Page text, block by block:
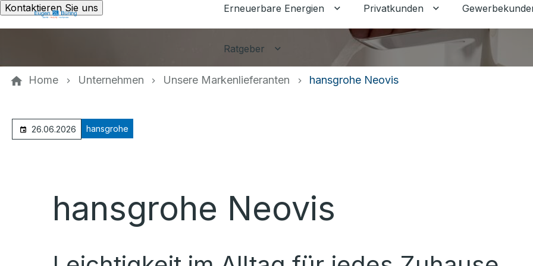
Kontaktieren Sie uns Erneuerbare Energien Untermenü für Erneuerbare Energien
Privatkunden Untermenü für
Ratgeber Untermenü für Ratgeber umschalten
Home Unternehmen Unsere Markenlieferanten hansgrohe Neovis
26.06.2026 hansgrohe
hansgrohe Neovis